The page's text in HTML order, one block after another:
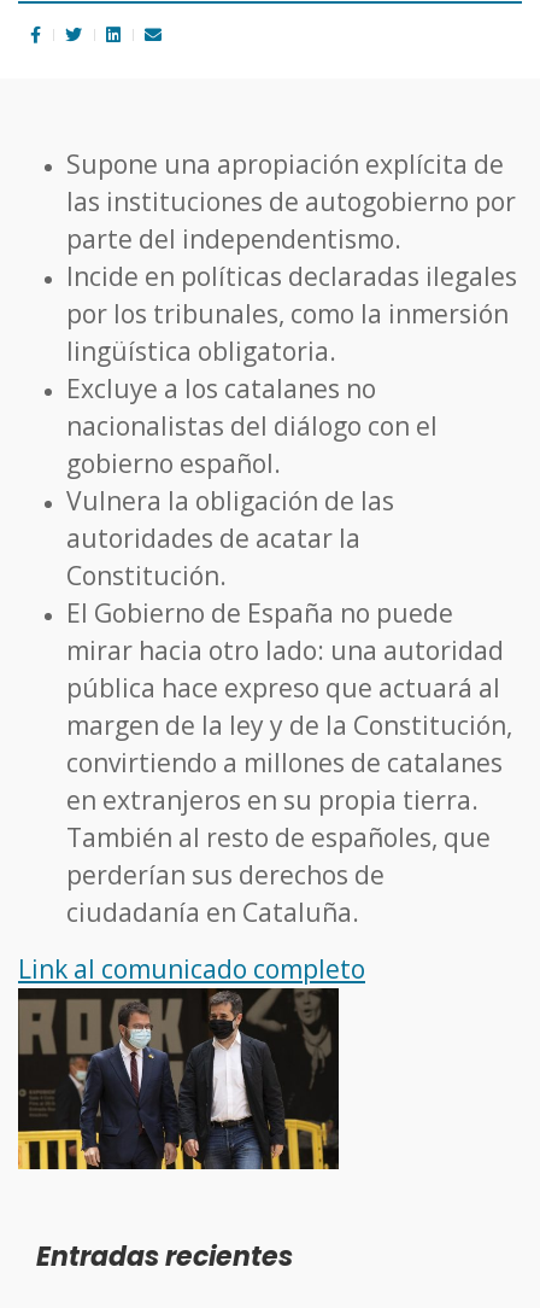
Supone una apropiación explícita de
las instituciones de autogobierno por
parte del independentismo.
Incide en políticas declaradas ilegales
por los tribunales, como la inmersión
lingüística obligatoria.
Excluye a los catalanes no
nacionalistas del diálogo con el
gobierno español.
Vulnera la obligación de las
autoridades de acatar la
Constitución.
El Gobierno de España no puede
mirar hacia otro lado: una autoridad
pública hace expreso que actuará al
margen de la ley y de la Constitución,
convirtiendo a millones de catalanes
en extranjeros en su propia tierra.
También al resto de españoles, que
perderían sus derechos de
ciudadanía en Cataluña.
Link al comunicado completo
Entradas recientes